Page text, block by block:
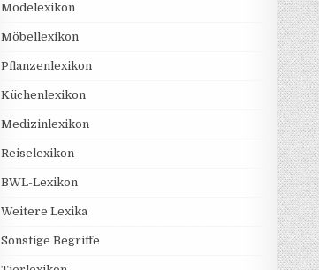
Modelexikon
Möbellexikon
Pflanzenlexikon
Küchenlexikon
Medizinlexikon
Reiselexikon
BWL-Lexikon
Weitere Lexika
Sonstige Begriffe